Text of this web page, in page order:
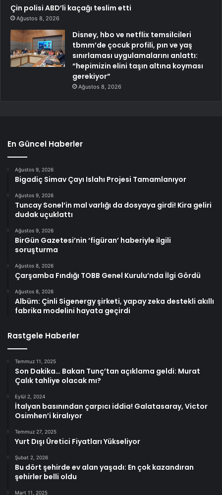
Çin polisi ABD’li kaçağı teslim etti
Ağustos 8, 2026
Disney, hbo ve netflix temsilcileri
tbmm’de çocuk profili, pın ve yaş
sınırlaması uygulamalarını anlattı:
“hepimizin elini taşın altına koyması
gerekiyor”
Ağustos 8, 2026
En Güncel Haberler
Ağustos 9, 2026
Bigadiç Simav Çayı Islahı Projesi Tamamlanıyor
Ağustos 9, 2026
Tuncay Sonel’in mal varlığı da dosyaya girdi! Kira geliri
dudak uçuklattı
Ağustos 9, 2026
BirGün Gazetesi’nin ‘figüran’ haberiyle ilgili
soruşturma
Ağustos 8, 2026
Çarşamba Fındığı TOBB Genel Kurulu’nda İlgi Gördü
Ağustos 8, 2026
Albüm: Çinli Sigenergy şirketi, yapay zeka destekli akıllı
fabrika modelini hayata geçirdi
Rastgele Haberler
Temmuz 11, 2025
Son Dakika… Bakan Tunç’tan açıklama geldi: Murat
Çalık tahliye olacak mı?
Eylül 2, 2024
İtalyan basınından çarpıcı iddia! Galatasaray, Victor
Osimhen’i kiralıyor
Temmuz 27, 2025
Yurt Dışı Üretici Fiyatları Yükseliyor
Şubat 2, 2026
Bu dört şehirde ev alan yaşadı: En çok kazandıran
şehirler belli oldu
Mart 11, 2025